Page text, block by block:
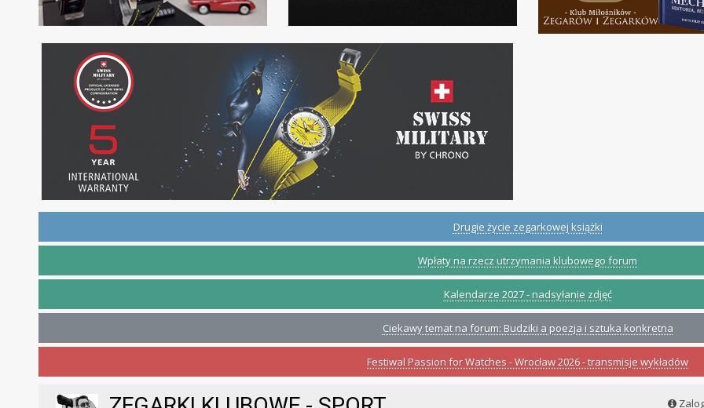
Drugie życie zegarkowej książki
Wpłaty na rzecz utrzymania klubowego forum
Kalendarze 2027 - nadsyłanie zdjęć
Ciekawy temat na forum: Budziki a poezja i sztuka konkretna
Festiwal Passion for Watches - Wrocław 2026 - transmisje wykładów